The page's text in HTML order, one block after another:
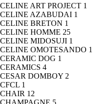
CELINE ART PROJECT 1
CELINE AZABUDAI 1
CELINE BRETON 1
CELINE HOMME 25
CELINE MIDOSUJI 1
CELINE OMOTESANDO 1
CERAMIC DOG 1
CERAMICS 4
CESAR DOMBOY 2
CFCL 1
CHAIR 12
CHAMPAGNE 5